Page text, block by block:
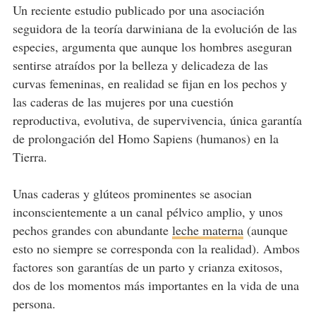
Un reciente estudio publicado por una asociación
seguidora de la teoría darwiniana de la evolución de las
especies, argumenta que aunque los hombres aseguran
sentirse atraídos por la belleza y delicadeza de las
curvas femeninas, en realidad se fijan en los pechos y
las caderas de las mujeres por una cuestión
reproductiva, evolutiva, de supervivencia, única garantía
de prolongación del Homo Sapiens (humanos) en la
Tierra.
Unas caderas y glúteos prominentes se asocian
inconscientemente a un canal pélvico amplio, y unos
pechos grandes con abundante leche materna(aunque
esto no siempre se corresponda con la realidad). Ambos
factores son garantías de un parto y crianza exitosos,
dos de los momentos más importantes en la vida de una
persona.